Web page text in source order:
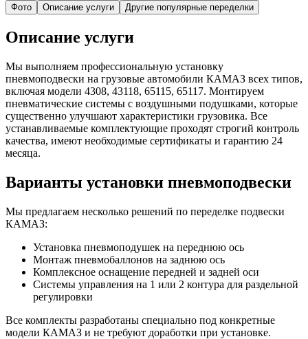
Фото Описание услуги Другие популярные переделки
Описание услуги
Мы выполняем профессиональную установку
пневмоподвески на грузовые автомобили КАМАЗ всех типов,
включая модели 4308, 43118, 65115, 65117. Монтируем
пневматические системы с воздушными подушками, которые
существенно улучшают характеристики грузовика. Все
устанавливаемые комплектующие проходят строгий контроль
качества, имеют необходимые сертификаты и гарантию 24
месяца.
Варианты установки пневмоподвески
Мы предлагаем несколько решений по переделке подвески
КАМАЗ:
Установка пневмоподушек на переднюю ось
Монтаж пневмобаллонов на заднюю ось
Комплексное оснащение передней и задней оси
Системы управления на 1 или 2 контура для раздельной
регулировки
Все комплекты разработаны специально под конкретные
модели КАМАЗ и не требуют доработки при установке.